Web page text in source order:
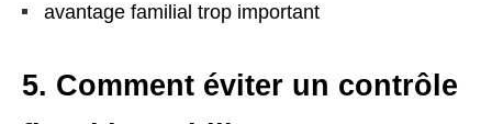
avantage familial trop important
5. Comment éviter un contrôle